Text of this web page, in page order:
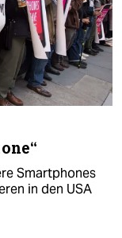
Smartphones
in den USA